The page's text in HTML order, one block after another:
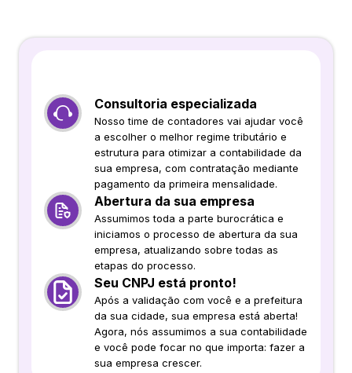
Consultoria especializada
Nosso time de contadores vai ajudar você
a escolher o melhor regime tributário e
estrutura para otimizar a contabilidade da
sua empresa, com contratação mediante
pagamento da primeira mensalidade.
Abertura da sua empresa
Assumimos toda a parte burocrática e
iniciamos o processo de abertura da sua
empresa, atualizando sobre todas as
etapas do processo.
Seu CNPJ está pronto!
Após a validação com você e a prefeitura
da sua cidade, sua empresa está aberta!
Agora, nós assumimos a sua contabilidade
e você pode focar no que importa: fazer a
sua empresa crescer.